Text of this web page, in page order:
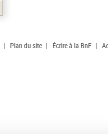
| Plan du site | Écrire à la BnF |